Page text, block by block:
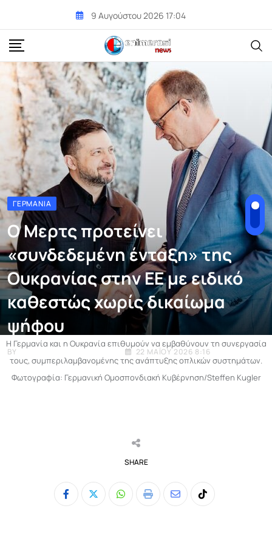
content
9 Αυγούστου 2026 17:04
ΓΕΡΜΑΝΊΑ
Ο Μερτς προτείνει
«συνδεδεμένη ένταξη» της
Ουκρανίας στην ΕΕ με ειδικό
καθεστώς χωρίς δικαίωμα
ψήφου
BY ΧΡΉΣΤΟΣ ΜΟΥΡΤΖΟΎΚΟΣ 22 ΜΑΪ́ΟΥ 2026 8:16
Η Γερμανία και η Ουκρανία επιθυμούν να εμβαθύνουν τη συνεργασία
τους, συμπεριλαμβανομένης της ανάπτυξης οπλικών συστημάτων.
Φωτογραφία: Γερμανική Ομοσπονδιακή Κυβέρνηση/Steffen Kugler
SHARE
Whatsapp
Print
ShareTiktok